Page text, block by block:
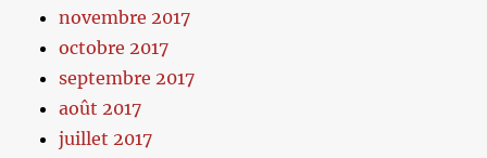
novembre 2017
octobre 2017
septembre 2017
août 2017
juillet 2017